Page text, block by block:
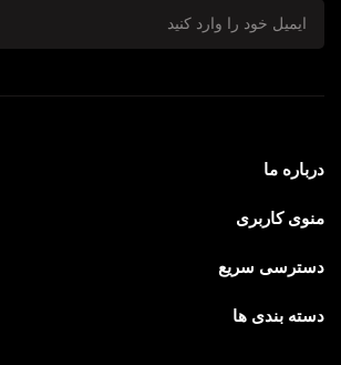
درباره ما
منوی کاربری
دسترسی سریع
دسته بندی ها